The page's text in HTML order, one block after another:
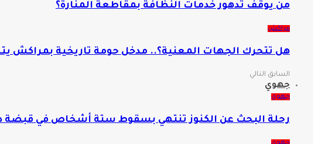
من يوقف تدهور خدمات النظافة بمقاطعة المنارة؟
مراكش
هل تتحرك الجهات المعنية؟.. مدخل حومة تاريخية بمراكش
السابق التالي
جهوي
جهوي
رحلة البحث عن الكنوز تنتهي بسقوط ستة أشخاص في